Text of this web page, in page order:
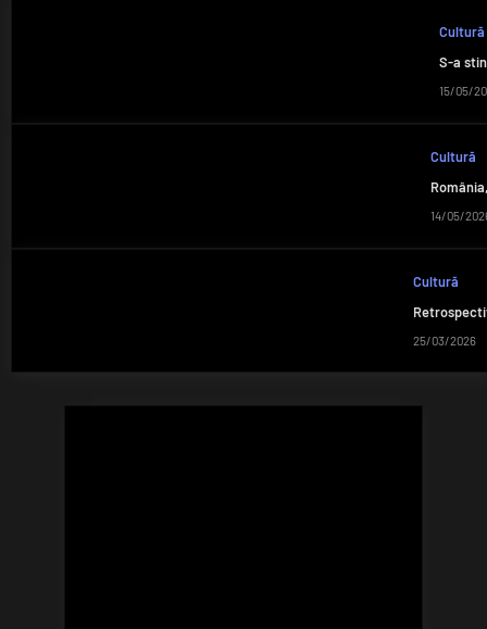
Cultură
S-a
15/05/
Cultură
14/05/
Cultură
25/03/2026